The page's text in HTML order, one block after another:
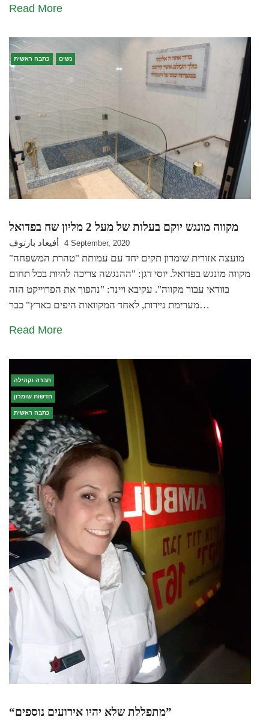
Read More
כתבה ראשית נשים
מקווה מונגש יוקם בעלות של מעל 2 מליון שח בפדואל
أفيعاد بارتوف 4 September, 2020
מועצה אזורית שומרון תקים יחד עם עמותת "טהרת המשפחה"
מקווה מונגש בפדואל. יוסי דגן: "ההנגשה צריכה להיות בכל תחום
בוודאי עבור מקווה". עקיבא ויינר: "נהפוך את הפרוייקט הזה
מערימת ניירות, לאחד המקוואות היפים בארץ" כבר…
Read More
חברה וקהילה
חדשות שומרון
כתבה ראשית
“מתפללת שלא יהיו אירועים נוספים”